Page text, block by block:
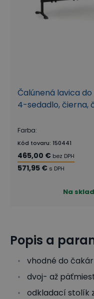
Čalúnená lavica do
4-sedadlo, čierna,
Farba:
Kód tovaru: 150441
465,00 € bez DPH
571,95 € s DPH
Na
Popis a
vhodné do
dvoj- až
odkladací stolík